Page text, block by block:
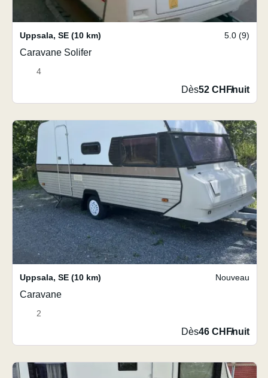
Uppsala, SE (10 km) 5.0 (9)
Caravane Solifer
4
Dès52 CHF/nuit
Uppsala, SE (10 km) Nouveau
Caravane
2
Dès46 CHF/nuit